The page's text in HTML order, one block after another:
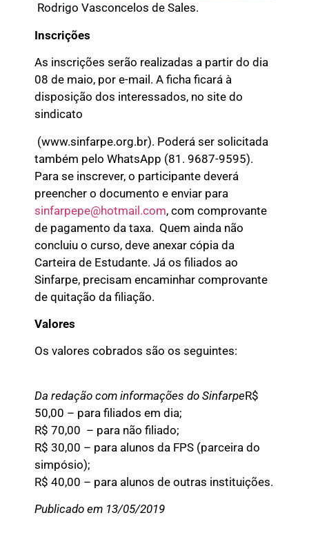
Rodrigo Vasconcelos de Sales.
Inscrições
As inscrições serão realizadas a partir do dia
08 de maio, por e-mail. A ficha ficará à
disposição dos interessados, no site do
sindicato
(www.sinfarpe.org.br). Poderá ser solicitada
também pelo WhatsApp (81. 9687-9595).
Para se inscrever, o participante deverá
preencher o documento e enviar para
sinfarpepe@hotmail.com, com comprovante
de pagamento da taxa. Quem ainda não
concluiu o curso, deve anexar cópia da
Carteira de Estudante. Já os filiados ao
Sinfarpe, precisam encaminhar comprovante
de quitação da filiação.
Valores
Os valores cobrados são os seguintes:
Da redação com informações do SinfarpeR$
50,00 – para filiados em dia;
R$ 70,00 – para não filiado;
R$ 30,00 – para alunos da FPS (parceira do
simpósio);
R$ 40,00 – para alunos de outras instituições.
Publicado em 13/05/2019